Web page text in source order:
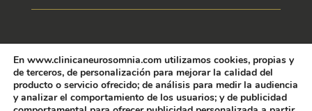
» Política de Privacidad
» Aviso Legal
En www.clinicaneurosomnia.com utilizamos cookies, propias y
de terceros, de personalización para mejorar la calidad del
producto o servicio ofrecido; de análisis para medir la audiencia
y analizar el comportamiento de los usuarios; y de publicidad